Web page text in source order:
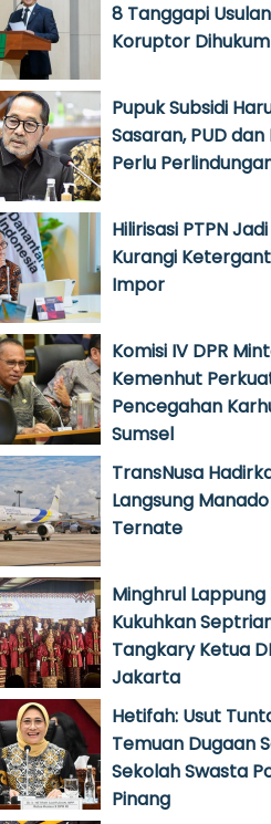
8 Tanggapi
Koruptor
Pupuk Subsidi
Sasaran, PUD dan
Perlu
Hilirisasi PTPN
Kurangi
Impor
Komisi IV DPR
Kemenhut
Pencegahan
Sumsel
TransNusa
Langsung
Ternate
Minghrul
Kukuhkan
Tangkary Ketua
Jakarta
Hetifah: Usut
Temuan Dugaan
Sekolah Swasta
Pinang